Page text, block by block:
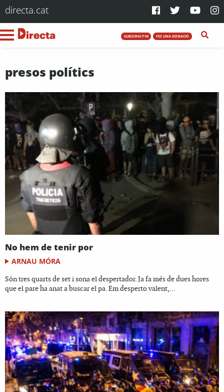
directa.cat
SUBSCRIU-T'HI FES UNA DONACIÓ
presos polítics
No hem de tenir por
ARNAU MÓRA
Són tres quarts de set i sona el despertador. Ja fa més de dues hores
que el pare ha anat a buscar el pa. Em desperto valent,...